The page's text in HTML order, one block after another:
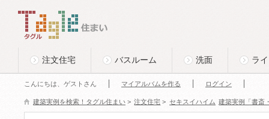
Tagle タグル 住まい
注文住宅 バスルーム 洗面 ラ
こんにちは、ゲストさん マイアルバムを作る ログイン
建築実例を検索！タグル住まい > 注文住宅 > セキスイハイム 建築実例「書斎